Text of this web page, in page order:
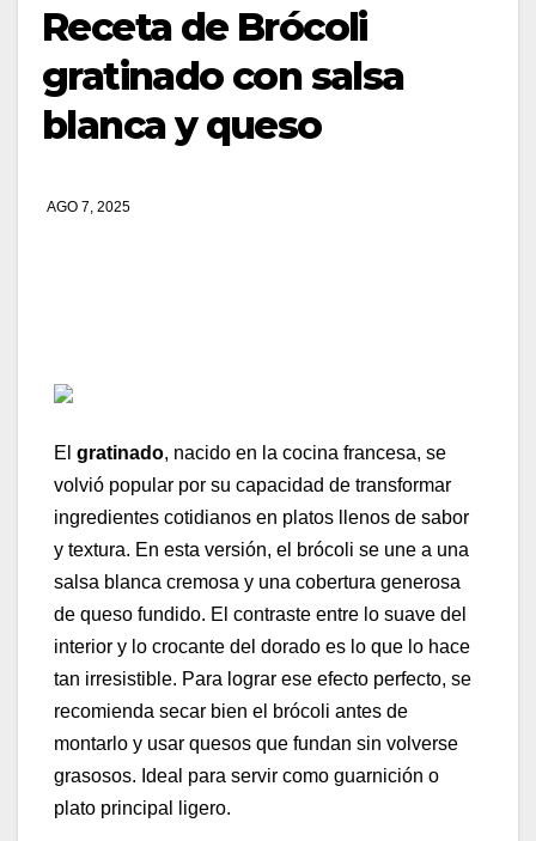
Receta de Brócoli
gratinado con salsa
blanca y queso
AGO 7, 2025
El gratinado, nacido en la cocina francesa, se
volvió popular por su capacidad de transformar
ingredientes cotidianos en platos llenos de sabor
y textura. En esta versión, el brócoli se une a una
salsa blanca cremosa y una cobertura generosa
de queso fundido. El contraste entre lo suave del
interior y lo crocante del dorado es lo que lo hace
tan irresistible. Para lograr ese efecto perfecto, se
recomienda secar bien el brócoli antes de
montarlo y usar quesos que fundan sin volverse
grasosos. Ideal para servir como guarnición o
plato principal ligero.